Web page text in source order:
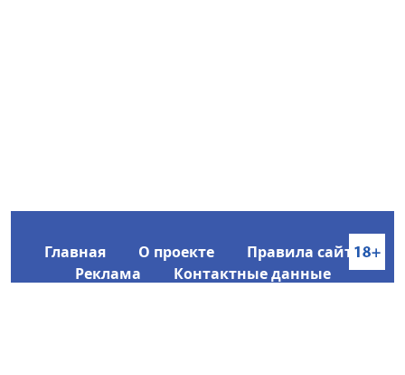
Главная О проекте
Правила сайта
Реклама
Контактные данные